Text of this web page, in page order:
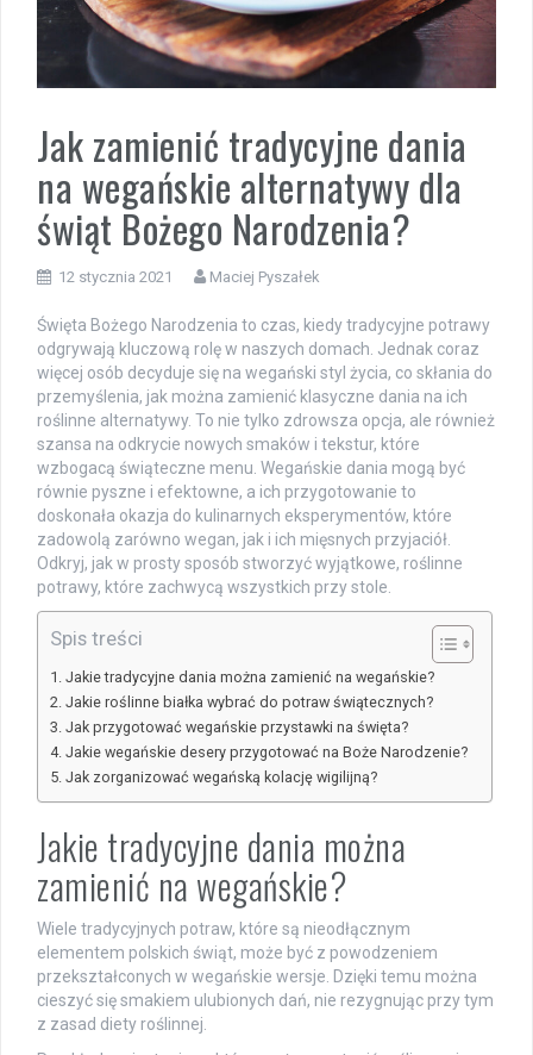
Jak zamienić tradycyjne dania
na wegańskie alternatywy dla
świąt Bożego Narodzenia?
12 stycznia 2021 Maciej Pyszałek
Święta Bożego Narodzenia to czas, kiedy tradycyjne potrawy
odgrywają kluczową rolę w naszych domach. Jednak coraz
więcej osób decyduje się na wegański styl życia, co skłania do
przemyślenia, jak można zamienić klasyczne dania na ich
roślinne alternatywy. To nie tylko zdrowsza opcja, ale również
szansa na odkrycie nowych smaków i tekstur, które
wzbogacą świąteczne menu. Wegańskie dania mogą być
równie pyszne i efektowne, a ich przygotowanie to
doskonała okazja do kulinarnych eksperymentów, które
zadowolą zarówno wegan, jak i ich mięsnych przyjaciół.
Odkryj, jak w prosty sposób stworzyć wyjątkowe, roślinne
potrawy, które zachwycą wszystkich przy stole.
Spis treści
Jakie tradycyjne dania można zamienić na wegańskie?
Jakie roślinne białka wybrać do potraw świątecznych?
Jak przygotować wegańskie przystawki na święta?
Jakie wegańskie desery przygotować na Boże Narodzenie?
Jak zorganizować wegańską kolację wigilijną?
Jakie tradycyjne dania można
zamienić na wegańskie?
Wiele tradycyjnych potraw, które są nieodłącznym
elementem polskich świąt, może być z powodzeniem
przekształconych w wegańskie wersje. Dzięki temu można
cieszyć się smakiem ulubionych dań, nie rezygnując przy tym
z zasad diety roślinnej.